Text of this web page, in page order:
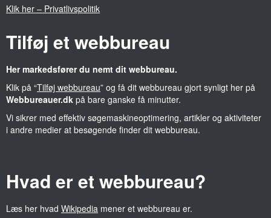
Klik her – Privatlivspolitik
Tilføj et webbureau
Her markedsfører du nemt dit webbureau.
Klik på “Tilføj webbureau” og få dit webbureau gjort synligt her på
Webbureauer.dk på bare ganske få minutter.
Vi sikrer med effektiv søgemaskineoptimering, artikler og aktiviteter
i andre medier at besøgende finder dit webbureau.
Hvad er et webbureau?
Læs her hvad Wikipedia mener et webbureau er.